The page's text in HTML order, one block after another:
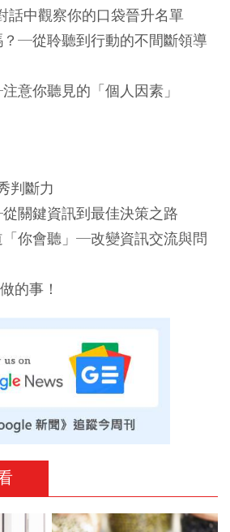
中觀察你的口袋晉升名單
─從聆聽到行動的不間斷領導
意你聽見的「個人因素」
判斷力
關鍵資訊到最佳決策之路
你會聽」─改變資訊交流與問
的事！